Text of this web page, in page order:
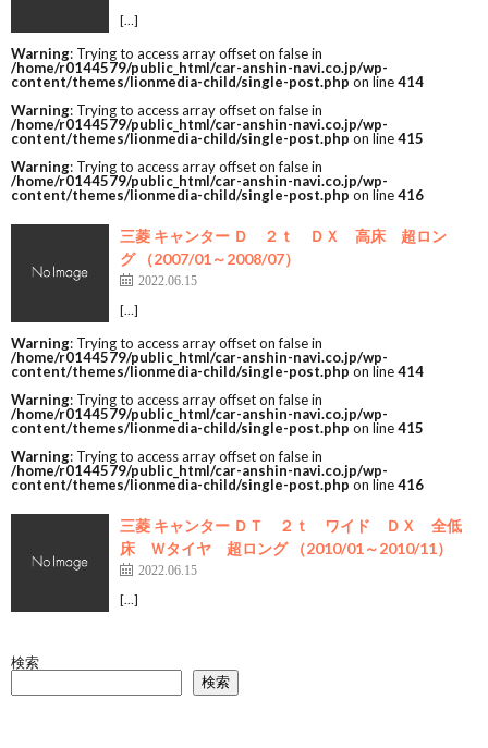
[…]
Warning: Trying to access array offset on false in
/home/r0144579/public_html/car-anshin-navi.co.jp/wp-
content/themes/lionmedia-child/single-post.php on line414
Warning: Trying to access array offset on false in
/home/r0144579/public_html/car-anshin-navi.co.jp/wp-
content/themes/lionmedia-child/single-post.php on line415
Warning: Trying to access array offset on false in
/home/r0144579/public_html/car-anshin-navi.co.jp/wp-
content/themes/lionmedia-child/single-post.php on line416
三菱 キャンター Ｄ ２ｔ ＤＸ 高床 超ロン
グ （2007/01～2008/07）
2022.06.15
[…]
Warning: Trying to access array offset on false in
/home/r0144579/public_html/car-anshin-navi.co.jp/wp-
content/themes/lionmedia-child/single-post.php on line414
Warning: Trying to access array offset on false in
/home/r0144579/public_html/car-anshin-navi.co.jp/wp-
content/themes/lionmedia-child/single-post.php on line415
Warning: Trying to access array offset on false in
/home/r0144579/public_html/car-anshin-navi.co.jp/wp-
content/themes/lionmedia-child/single-post.php on line416
三菱 キャンター ＤＴ ２ｔ ワイド ＤＸ 全低
床 Ｗタイヤ 超ロング （2010/01～2010/11）
2022.06.15
[…]
検索
検索